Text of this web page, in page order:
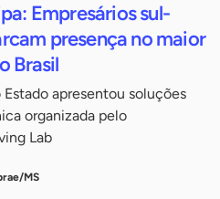
Empresários sul-
presença no maior
Brasil
apresentou soluções
organizada pelo
Lab
MS